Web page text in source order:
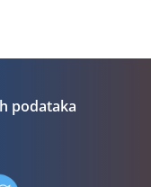
podataka